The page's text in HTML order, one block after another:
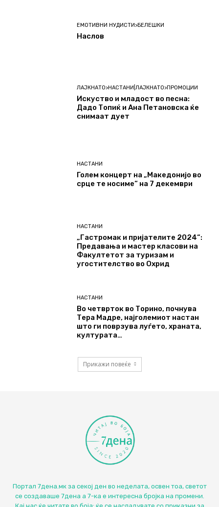
ЕМОТИВНИ НУДИСТИ>БЕЛЕШКИ
Наслов
ЛАЈКНАТО>НАСТАНИ|ЛАЈКНАТО>ПРОМОЦИИ
Искуство и младост во песна:
Дадо Топиќ и Ана Петановска ќе
снимаат дует
НАСТАНИ
Голем концерт на „Македонијо во
срце те носиме“ на 7 декември
НАСТАНИ
„Гастромак и пријателите 2024“:
Предавања и мастер класови на
Факултетот за туризам и
угостителство во Охрид
НАСТАНИ
Во четврток во Торино, почнува
Тера Мадре, најголемиот настан
што ги поврзува луѓето, храната,
културата…
Прикажи повеќе
Портал 7дена.мк за секој ден во неделата, освен тоа, светот
се создаваше 7дена а 7-ка е интересна бројка на промени.